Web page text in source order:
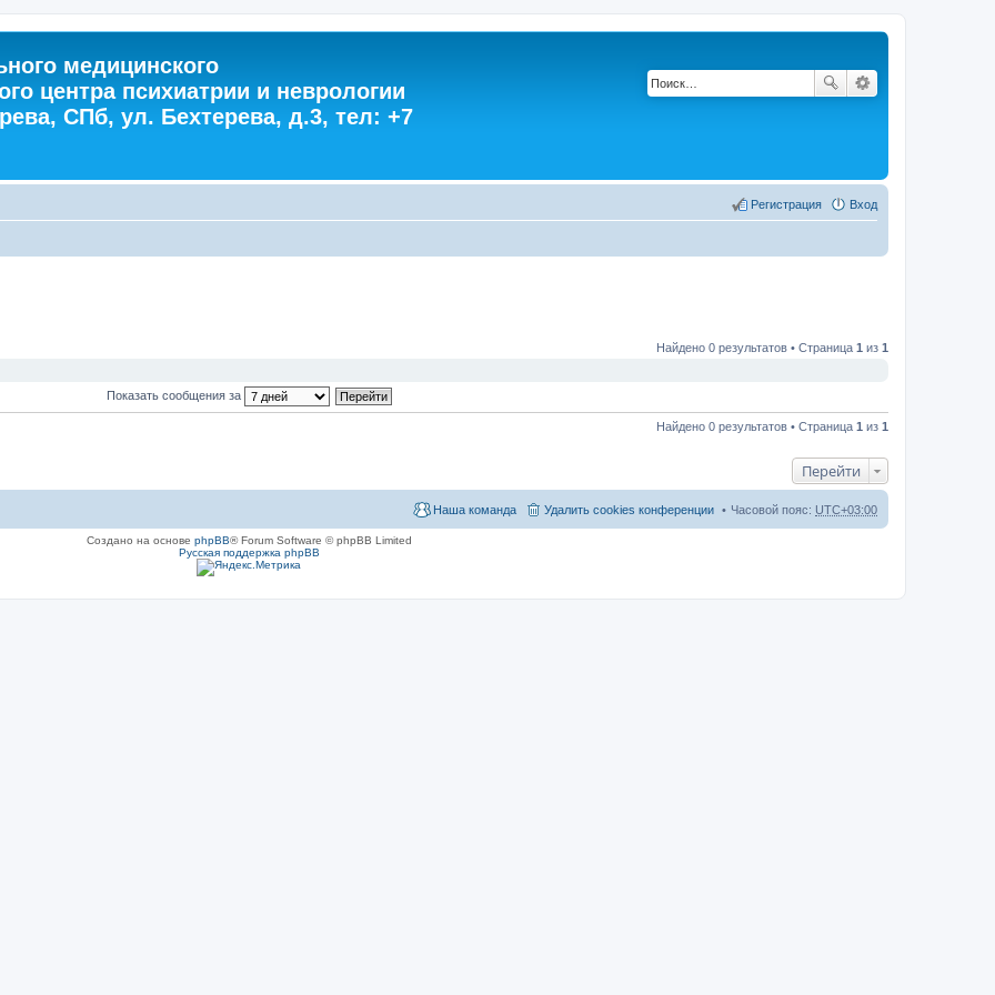
медицинского
центра психиатрии и неврологии
СПб, ул. Бехтерева, д.3, тел: +7
Вход
Регистрация
Найдено 0 результатов • Страница 1 из 1
Показать сообщения за
Найдено 0 результатов • Страница 1 из 1
Перейти
Часовой пояс: UTC+03:00
Удалить cookies конференции
Наша команда
Создано на основе phpBB® Forum Software © phpBB Limited
Русская поддержка phpBB